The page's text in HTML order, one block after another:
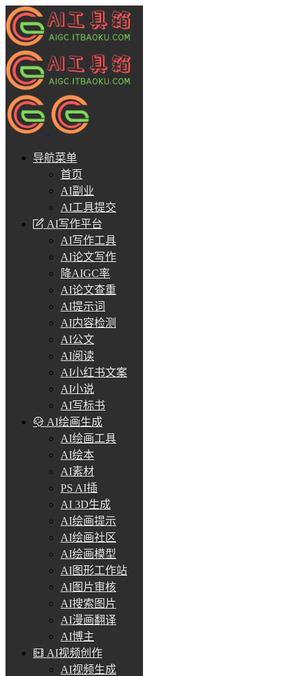
导航菜单
首页
AI副业
AI工具提交
AI写作平台
AI写作工具
AI论文写作
降AIGC率
AI论文查重
AI提示词
AI内容检测
AI公文
AI阅读
AI小红书文案
AI小说
AI写标书
AI绘画生成
AI绘画工具
AI绘本
AI素材
PS AI插
AI 3D生成
AI绘画提示
AI绘画社区
AI绘画模型
AI图形工作站
AI图片审核
AI搜索图片
AI漫画翻译
AI博主
AI视频创作
AI视频生成